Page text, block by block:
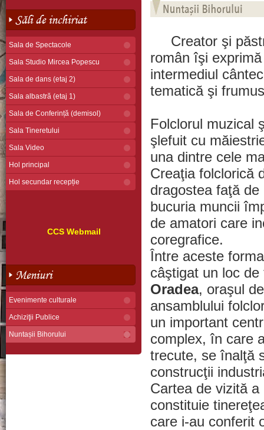
Săli de inchiriat
Sala de Spectacole
Sala Studio Mircea Popescu
Sala de dans (etaj 2)
Sala albastră (etaj 1)
Sala de Conferință (demisol)
Sala Tineretului
Sala Video
Hol principal
Hol secundar recepție
CCS Webmail
Meniuri
Evenimente culturale
Achiziţii Publice
Nuntașii Bihorului
Creator şi
român îşi
intermediul
tematică şi
Folclorul muzical
şlefuit cu
una dintre cele
Creaţia folclorică
dragostea faţă
bucuria muncii
de amatori care
coregrafice.
Între aceste
câştigat un loc de
Oradea, oraşul
ansamblului
un important
complex, în care
trecute, se înalţă
construcţii
Cartea de vizită
constituie
care i-au conferit